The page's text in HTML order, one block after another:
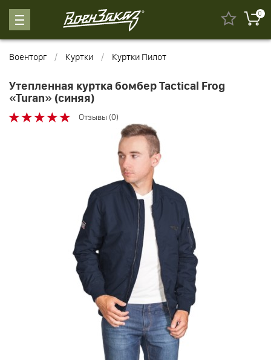
0
Военторг Куртки Куртки Пилот
Утепленная куртка бомбер Tactical Frog
«Turan» (синяя)
Отзывы (0)